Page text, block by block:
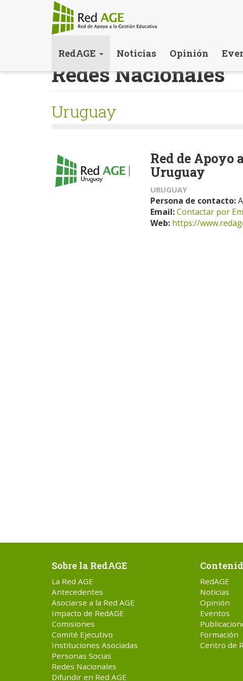
contenido
RedAGE Noticias Opinión
Redes Nacionales
Uruguay
Red de Apoyo
Uruguay
URUGUAY
Persona de contacto:
Email:Contactar por
Web: https://
Sobre la RedAGE
La Red AGE
Antecedentes
Asociarse a la Red AGE
Impacto de RedAGE
Comisiones
Comité Ejecutivo
Instituciones Asociadas
Personas Socias
Redes Nacionales
Difundir en Red AGE
RedAGE
Noticias
Opinión
Eventos
Formación
Centro de